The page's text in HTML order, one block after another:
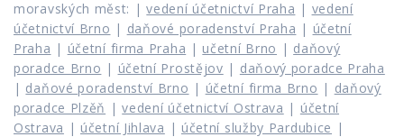
moravských měst: |vedení účetnictví Praha | vedení
účetnictví Brno | daňové poradenství Praha | účetní
Praha | účetní firma Praha | učetní Brno | daňový
poradce Brno | účetní Prostějov | daňový poradce Praha
| daňové poradenství Brno | účetní firma Brno | daňový
poradce Plzěň |vedení účetnictví Ostrava | účetní
Ostrava | účetní Jihlava | účetní služby Pardubice |